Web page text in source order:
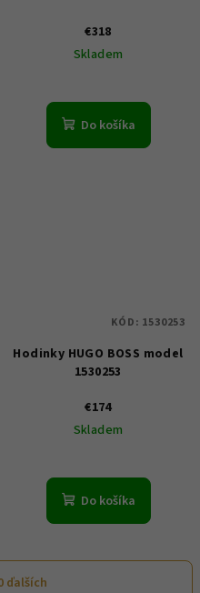
€318
Skladem
Do košíka
Hodinky HUGO BOSS model
1530253
€174
Skladem
Do košíka
KÓD: 1530253
ďalších